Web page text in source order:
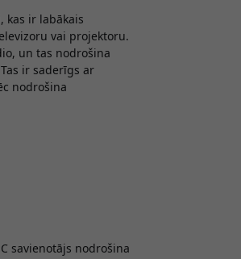
kas ir labākais
vai projektoru.
un tas nodrošina
ir saderīgs ar
nodrošina
savienotājs nodrošina